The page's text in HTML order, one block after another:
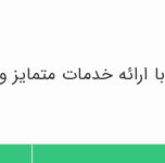
با ارائه خدمات